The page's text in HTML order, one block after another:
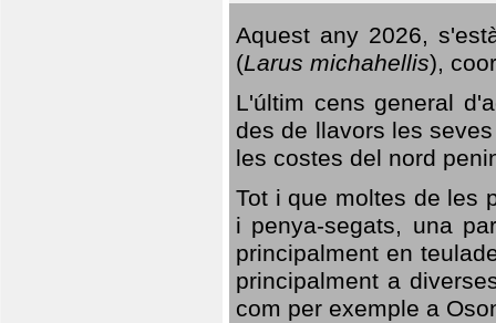
Aquest any 2026,
(Larus michahellis),
L'últim cens general
des de llavors les
les costes del nord
Tot i que moltes de les
i penya-segats, una
principalment en
principalment a
com per exemple a